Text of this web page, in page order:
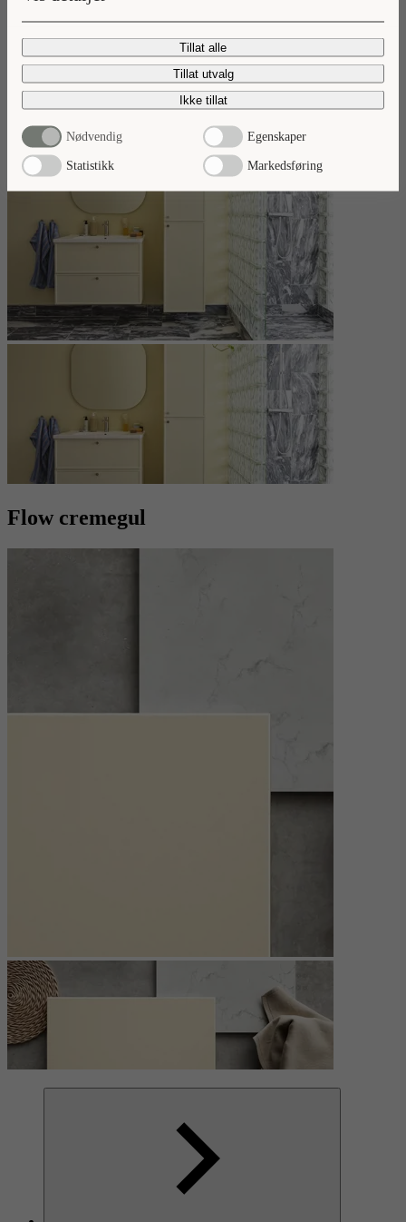
Tillat alle
Tillat utvalg
Ikke tillat
Nødvendig Egenskaper
Statistikk Markedsføring
Nyheter 2026
Ta del av våre baderomsnyheter.
Les mer
Flow cremegul